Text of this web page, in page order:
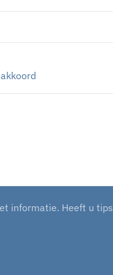
akkoord
informatie. Heeft u